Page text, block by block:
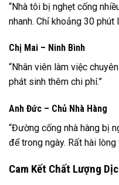
“Nhà tôi bị nghẹt cống
nhanh. Chỉ khoảng 30
Chị Mai – Ninh Bình
“Nhân viên làm việc
phát sinh thêm chi phí.”
Anh Đức – Chủ Nhà Hàng
“Đường cống nhà hàng bị
để trong ngày. Rất hài
Cam Kết Chất Lượng